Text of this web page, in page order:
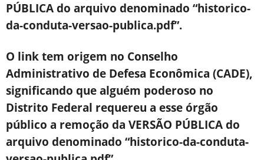
PÚBLICA do arquivo denominado “historico-
da-conduta-versao-publica.pdf”.
O link tem origem no Conselho
Administrativo de Defesa Econômica (CADE),
significando que alguém poderoso no
Distrito Federal requereu a esse órgão
público a remoção da VERSÃO PÚBLICA do
arquivo denominado “historico-da-conduta-